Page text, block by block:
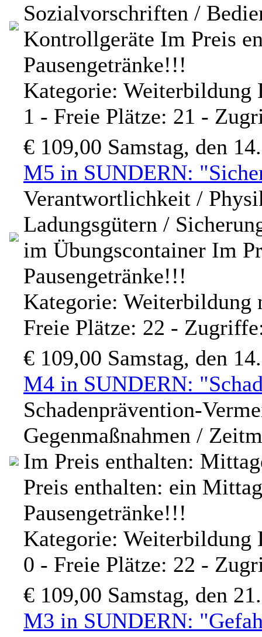
Sozialvorschriften /
Kontrollgeräte Im Preis
Pausengetränke!!!
Kategorie: Weiterbildung
1 - Freie Plätze: 21 -
€ 109,00 Samstag, den
M5 in SUNDERN:
Verantwortlichkeit /
Ladungsgütern /
im Übungscontainer Im
Pausengetränke!!!
Kategorie: Weiterbildung
Freie Plätze: 22 -
€ 109,00 Samstag, den
M4 in SUNDERN:
Schadenprävention-
Gegenmaßnahmen /
Im Preis enthalten:
Preis enthalten: ein
Pausengetränke!!!
Kategorie: Weiterbildung
0 - Freie Plätze: 22 -
€ 109,00 Samstag, den
M3 in SUNDERN: